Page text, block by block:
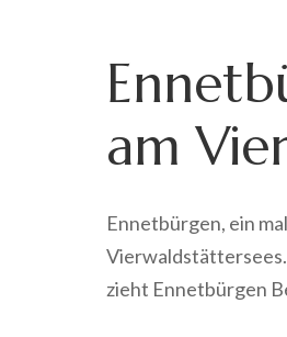
am
Ennetbürgen, ein
zieht Ennetbürgen